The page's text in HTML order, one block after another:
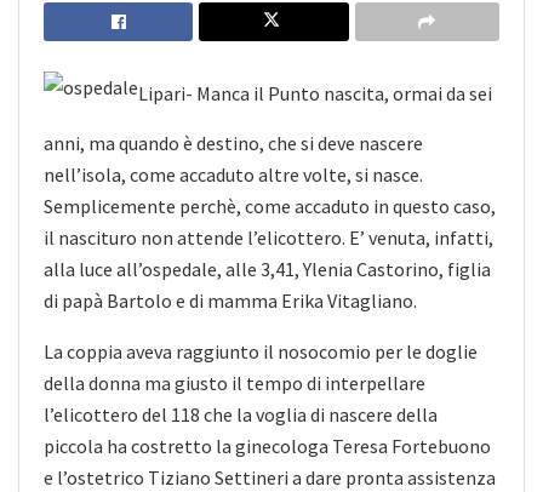
Lipari- Manca il Punto nascita, ormai da sei
anni, ma quando è destino, che si deve nascere
nell’isola, come accaduto altre volte, si nasce.
Semplicemente perchè, come accaduto in questo caso,
il nascituro non attende l’elicottero. E’ venuta, infatti,
alla luce all’ospedale, alle 3,41, Ylenia Castorino, figlia
di papà Bartolo e di mamma Erika Vitagliano.
La coppia aveva raggiunto il nosocomio per le doglie
della donna ma giusto il tempo di interpellare
l’elicottero del 118 che la voglia di nascere della
piccola ha costretto la ginecologa Teresa Fortebuono
e l’ostetrico Tiziano Settineri a dare pronta assistenza